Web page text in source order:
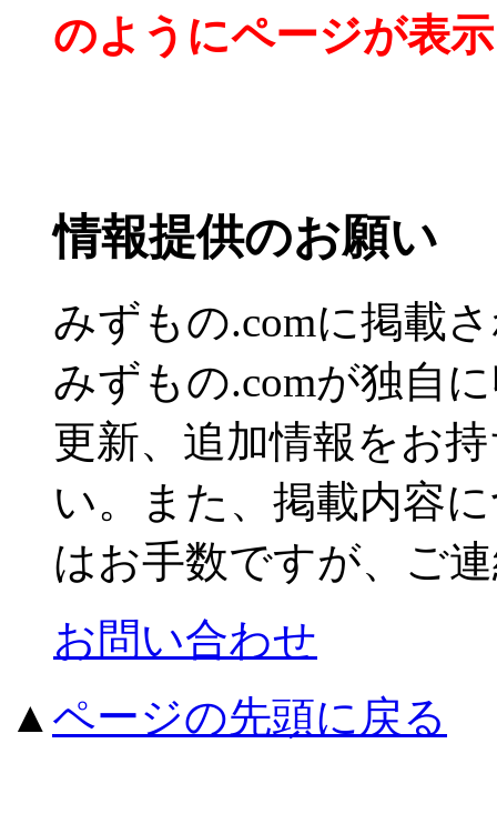
のようにページが表
情報提供のお願い
みずもの.comに掲載
みずもの.comが独自
更新、追加情報をお
い。また、掲載内容
はお手数ですが、ご
お問い合わせ
▲ ページの先頭に戻る